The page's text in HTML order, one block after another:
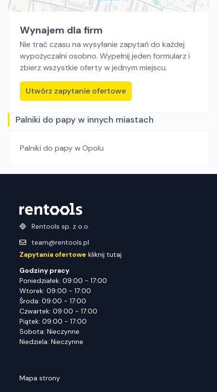
Wynajem dla firm
Nie trać czasu na wysyłanie zapytań do każdej
wypożyczalni osobno. Wypełnij jeden formularz i
zbierz wszystkie oferty w jednym miejscu.
Utwórz zapytanie ofertowe
Palniki do papy w innych miastach
Palniki do papyw Opolu
Rentools sp. z o.o.
team@rentools.pl
Zapytania ofertowe kliknij tutaj
Godziny pracy
Poniedziałek: 09:00 - 17:00
Wtorek: 09:00 - 17:00
Środa: 09:00 - 17:00
Czwartek: 09:00 - 17:00
Piątek: 09:00 - 17:00
Sobota: Nieczynne
Niedziela: Nieczynne
Mapa strony